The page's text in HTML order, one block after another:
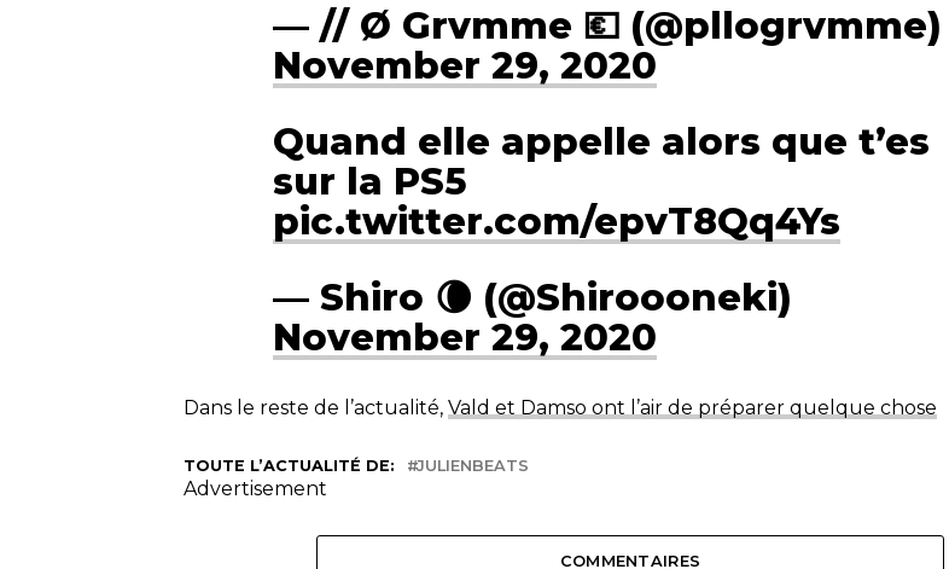
— // Ø Grvmme 💶 (@pllogrvmme)
November 29, 2020
Quand elle appelle alors que t’es
sur la PS5
pic.twitter.com/epvT8Qq4Ys
— Shiro 🌘 (@Shiroooneki)
November 29, 2020
Dans le reste de l’actualité, Vald et Damso ont l’air de préparer quelque chose
TOUTE L’ACTUALITÉ DE: JULIENBEATS
Advertisement
COMMENTAIRES